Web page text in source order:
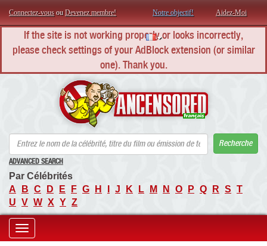
Connectez-vous ou Devenez membre! Notre objectif! Aidez-Moi
If the site is not working properly or looks incorrectly,
please check settings of your AdBlock extension (or similar
one). Thank you.
Recherche
ADVANCED SEARCH
Par Célébrités
A
B C D E F G H J K L M N O P Q R S T
U V W X Y Z
Toggle